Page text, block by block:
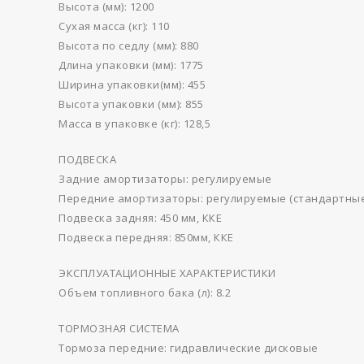
Высота (мм): 1200
Сухая масса (кг): 110
Высота по седлу (мм): 880
Длина упаковки (мм): 1775
Ширина упаковки(мм): 455
Высота упаковки (мм): 855
Масса в упаковке (кг): 128,5
ПОДВЕСКА
Задние амортизаторы: регулируемые
Передние амортизаторы: регулируемые
Подвеска задняя: 450 мм, ККЕ
Подвеска передняя: 850мм, ККЕ
ЭКСПЛУАТАЦИОННЫЕ ХАРАКТЕРИСТИКИ
Объем топливного бака (л): 8.2
ТОРМОЗНАЯ СИСТЕМА
Тормоза передние: гидравлические дисковые